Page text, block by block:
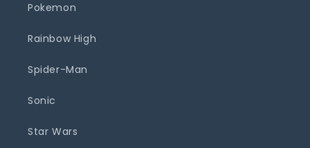
Pokemon
Rainbow High
Spider-Man
Sonic
Star Wars